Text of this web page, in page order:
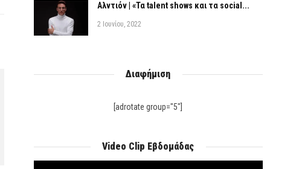
Αλντιόν | «Τα talent shows και τα social...
2 Ιουνίου, 2022
Διαφήμιση
[adrotate group="5"]
Video Clip Εβδομάδας